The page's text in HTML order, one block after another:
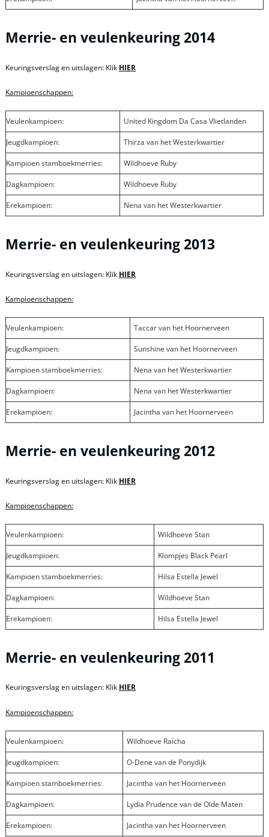
Merrie- en veulenkeuring 2014
Keuringsverslag en uitslagen: Klik HIER
Kampioenschappen:
Veulenkampioen: United Kingdom Da Casa Vlietlanden
Jeugdkampioen: Thirza van het Westerkwartier
Kampioen stamboekmerries: Wildhoeve Ruby
Dagkampioen: Wildhoeve Ruby
Erekampioen: Nena van het Westerkwartier
Merrie- en veulenkeuring 2013
Keuringsverslag en uitslagen: Klik HIER
Kampioenschappen:
Veulenkampioen: Taccar van het Hoornerveen
Jeugdkampioen: Sunshine van het Hoornerveen
Kampioen stamboekmerries: Nena van het Westerkwartier
Dagkampioen: Nena van het Westerkwartier
Erekampioen: Jacintha van het Hoornerveen
Merrie- en veulenkeuring 2012
Keuringsverslag en uitslagen: Klik HIER
Kampioenschappen:
Veulenkampioen: Wildhoeve Stan
Jeugdkampioen: Klompjes Black Pearl
Kampioen stamboekmerries: Hilsa Estella Jewel
Dagkampioen: Wildhoeve Stan
Erekampioen: Hilsa Estella Jewel
Merrie- en veulenkeuring 2011
Keuringsverslag en uitslagen: Klik HIER
Kampioenschappen:
Veulenkampioen: Wildhoeve Raïcha
Jeugdkampioen: O-Dene van de Ponydijk
Kampioen stamboekmerries: Jacintha van het Hoornerveen
Dagkampioen: Lydia Prudence van de Olde Maten
Erekampioen: Jacintha van het Hoornerveen